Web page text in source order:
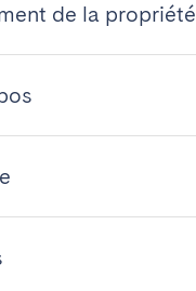
de la propriété